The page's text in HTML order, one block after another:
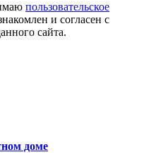
пользовательское
и согласен с
сайта.
доме